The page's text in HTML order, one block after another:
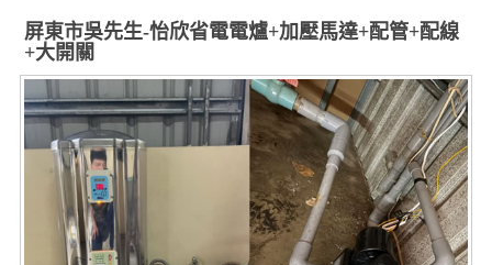
屏東市吳先生-怡欣省電電爐+加壓馬達+配管+配線
+大開關